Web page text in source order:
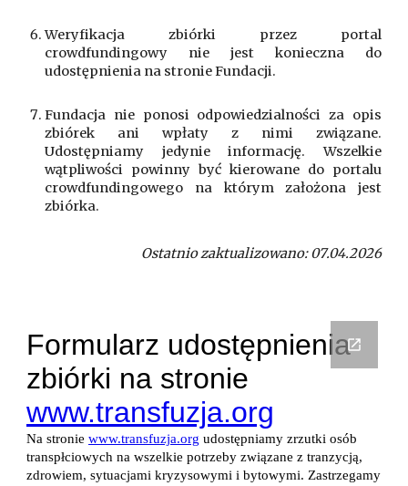
Weryfikacja zbiórki przez portal
crowdfundingowy nie jest konieczna do
udostępnienia na stronie Fundacji.
Fundacja nie ponosi odpowiedzialności za opis
zbiórek ani wpłaty z nimi związane.
Udostępniamy jedynie informację. Wszelkie
wątpliwości powinny być kierowane do portalu
crowdfundingowego na którym założona jest
zbiórka.
Ostatnio zaktualizowano: 07.04.2026